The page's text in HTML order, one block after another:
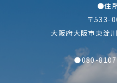
●住
〒533-
大阪府大阪市東淀
●080-